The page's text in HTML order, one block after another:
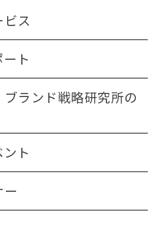
ス
ト
ブランド戦略研究所の
ト